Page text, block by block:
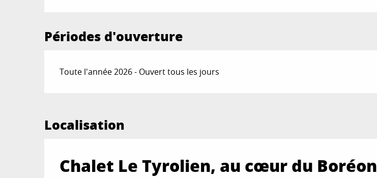
Périodes d'ouverture
Toute l'année 2026 - Ouvert tous les jours
Localisation
Chalet Le Tyrolien, au cœur du Boréon